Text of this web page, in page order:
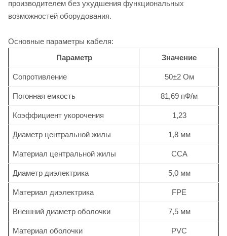
производителем без ухудшения функциональных
возможностей оборудования.
Основные параметры кабеля:
Параметр
Значение
Сопротивление 50±2 Ом
Погонная емкость 81,69 пФ/м
Коэффициент укорочения 1,23
Диаметр центральной жилы 1,8 мм
Материал центральной жилы CCA
Диаметр диэлектрика 5,0 мм
Материал диэлектрика FPE
Внешний диаметр оболочки 7,5 мм
Материал оболочки PVC